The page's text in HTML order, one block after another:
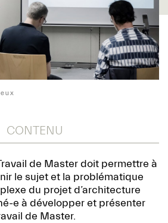
CONTENU
de Master doit permettre à
le sujet et la problématique
du projet d’architecture
e à développer et présenter
de Master.